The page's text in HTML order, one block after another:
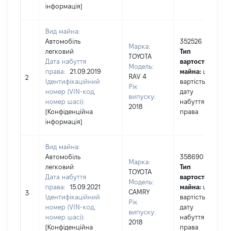
інформація]
2
Вид майна:
Автомобіль
легковий
Дата набуття
права:
21.09.2019
Ідентифікаційний
номер (VIN-код,
номер шасі):
[Конфіденційна
інформація]
Марка:
TOYOTA
Модель:
RAV 4
Рік
випуску:
2018
352526
Тип
вартості
майна: це
вартість на
дату
набуття
права
3
Вид майна:
Автомобіль
легковий
Дата набуття
права:
15.09.2021
Ідентифікаційний
номер (VIN-код,
номер шасі):
[Конфіденційна
Марка:
TOYOTA
Модель:
CAMRY
Рік
випуску:
2018
358690
Тип
вартості
майна: це
вартість на
дату
набуття
права